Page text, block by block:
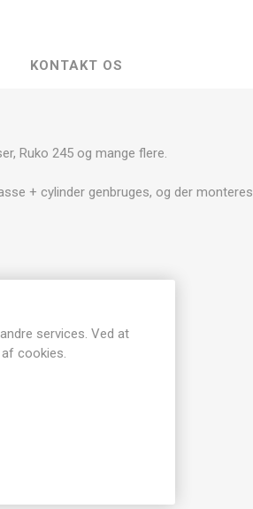
KONTAKT OS
Ruko 245 og mange flere.
+ cylinder genbruges, og der monteres
services. Ved at
cookies.